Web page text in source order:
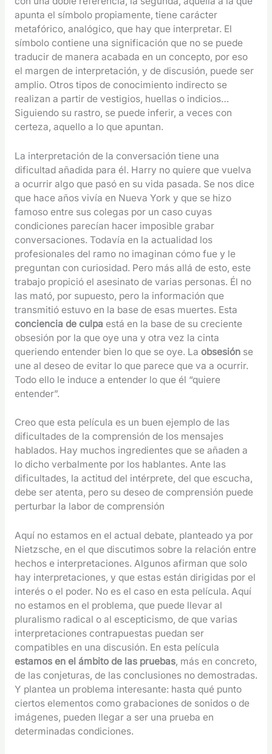
apunta el símbolo propiamente, tiene carácter
metafórico, analógico, que hay que interpretar. El
símbolo contiene una significación que no se puede
traducir de manera acabada en un concepto, por eso
el margen de interpretación, y de discusión, puede ser
amplio. Otros tipos de conocimiento indirecto se
realizan a partir de vestigios, huellas o indicios…
Siguiendo su rastro, se puede inferir, a veces con
certeza, aquello a lo que apuntan.
La interpretación de la conversación tiene una
dificultad añadida para él. Harry no quiere que vuelva
a ocurrir algo que pasó en su vida pasada. Se nos dice
que hace años vivía en Nueva York y que se hizo
famoso entre sus colegas por un caso cuyas
condiciones parecían hacer imposible grabar
conversaciones. Todavía en la actualidad los
profesionales del ramo no imaginan cómo fue y le
preguntan con curiosidad. Pero más allá de esto, este
trabajo propició el asesinato de varias personas. Él no
las mató, por supuesto, pero la información que
transmitió estuvo en la base de esas muertes. Esta
conciencia de culpa está en la base de su creciente
obsesión por la que oye una y otra vez la cinta
queriendo entender bien lo que se oye. La obsesión se
une al deseo de evitar lo que parece que va a ocurrir.
Todo ello le induce a entender lo que él “quiere
entender”.
Creo que esta película es un buen ejemplo de las
dificultades de la comprensión de los mensajes
hablados. Hay muchos ingredientes que se añaden a
lo dicho verbalmente por los hablantes. Ante las
dificultades, la actitud del intérprete, del que escucha,
debe ser atenta, pero su deseo de comprensión puede
perturbar la labor de comprensión
Aquí no estamos en el actual debate, planteado ya por
Nietzsche, en el que discutimos sobre la relación entre
hechos e interpretaciones. Algunos afirman que solo
hay interpretaciones, y que estas están dirigidas por el
interés o el poder. No es el caso en esta película. Aquí
no estamos en el problema, que puede llevar al
pluralismo radical o al escepticismo, de que varias
interpretaciones contrapuestas puedan ser
compatibles en una discusión. En esta película
estamos en el ámbito de las pruebas, más en concreto,
de las conjeturas, de las conclusiones no demostradas.
Y plantea un problema interesante: hasta qué punto
ciertos elementos como grabaciones de sonidos o de
imágenes, pueden llegar a ser una prueba en
determinadas condiciones.